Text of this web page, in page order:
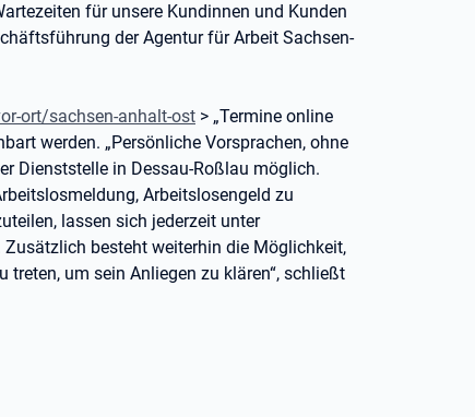
für unsere Kundinnen und Kunden
der Agentur für Arbeit Sachsen-
ort/sachsen-anhalt-ost > „Termine online
werden. „Persönliche Vorsprachen, ohne
Dienststelle in Dessau-Roßlau möglich.
Arbeitslosengeld zu
lassen sich jederzeit unter
besteht weiterhin die Möglichkeit,
um sein Anliegen zu klären“, schließt